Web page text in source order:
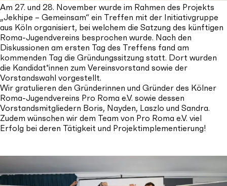
Am 27. und 28. November wurde im Rahmen des Projekts
„Jekhipe – Gemeinsam“ ein Treffen mit der Initiativgruppe
aus Köln organisiert, bei welchem die Satzung des künftigen
Roma-Jugendvereins besprochen wurde. Nach den
Diskussionen am ersten Tag des Treffens fand am
kommenden Tag die Gründungssitzung statt. Dort wurden
die Kandidat*innen zum Vereinsvorstand sowie der
Vorstandswahl vorgestellt.
Wir gratulieren den Gründerinnen und Gründer des Kölner
Roma-Jugendvereins Pro Roma e.V. sowie dessen
Vorstandsmitgliedern Boris, Nayden, Laszlo und Sandra.
Zudem wünschen wir dem Team von Pro Roma e.V. viel
Erfolg bei deren Tätigkeit und Projektimplementierung!